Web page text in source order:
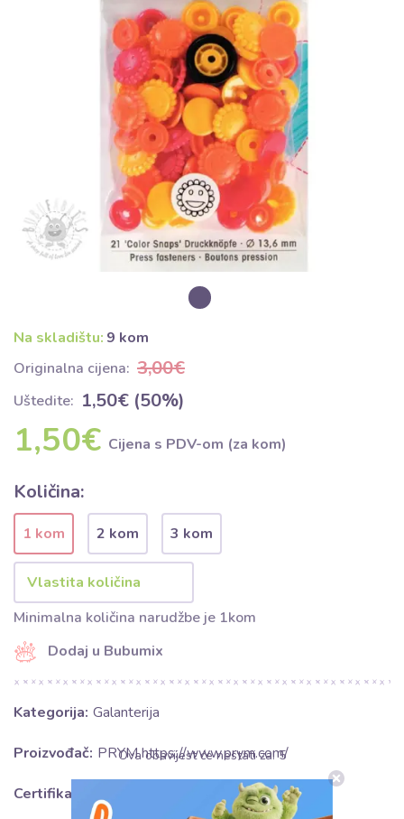
Na skladištu: 9 kom
Originalna cijena: 3,00€
Uštedite: 1,50€ (50%)
1,50€ Cijena s PDV-om (za kom)
Količina:
1 kom 2 kom 3 kom
Minimalna količina narudžbe je 1kom
Dodaj u Bubumix
Kategorija: Galanterija
Proizvođač: PRYM https://www.prym.com/
Certifikacija: OEKO-TEX Standard 100 class I.
Ova obavijest će nestati za:5